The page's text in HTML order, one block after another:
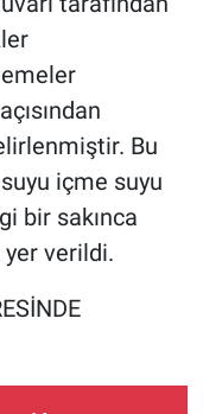
Bu
içme suyu
bir sakınca
verildi.